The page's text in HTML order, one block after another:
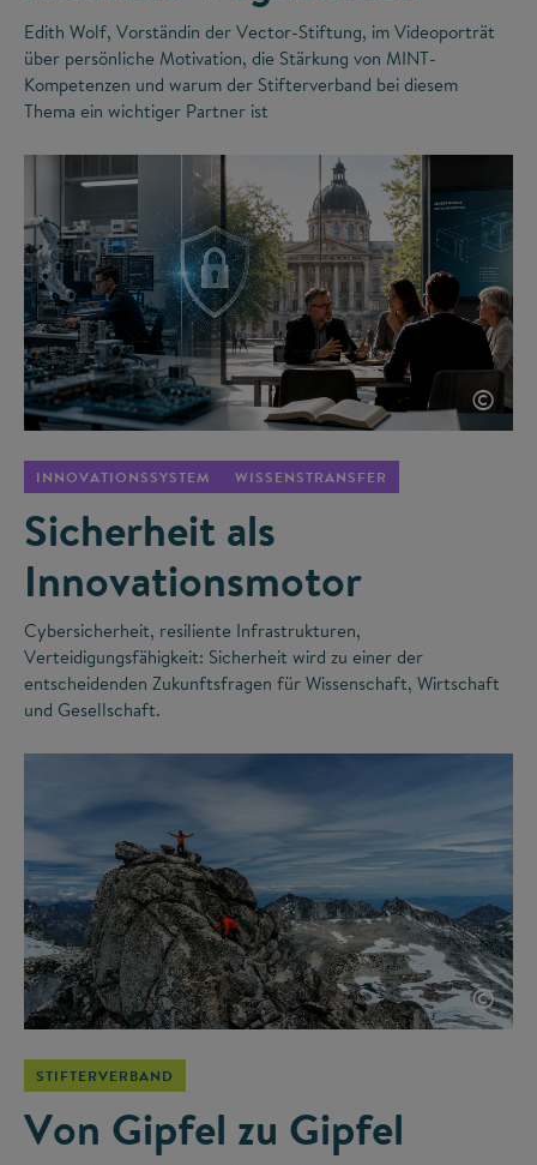
Edith Wolf, Vorständin der Vector-Stiftung, im Videoporträt
über persönliche Motivation, die Stärkung von MINT-
Kompetenzen und warum der Stifterverband bei diesem
Thema ein wichtiger Partner ist
©
INNOVATIONSSYSTEM WISSENSTRANSFER
Sicherheit als
Innovationsmotor
Cybersicherheit, resiliente Infrastrukturen,
Verteidigungsfähigkeit: Sicherheit wird zu einer der
entscheidenden Zukunftsfragen für Wissenschaft, Wirtschaft
und Gesellschaft.
©
STIFTERVERBAND
Von Gipfel zu Gipfel